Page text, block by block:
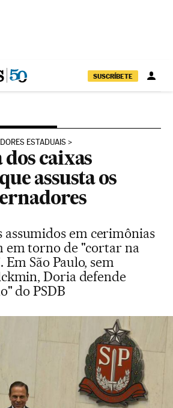
SUSCRÍBETE
ESTADUAIS
caixas
assusta os
assumidos em cerimônias
em torno de "cortar na
São Paulo, sem
Doria defende
do PSDB